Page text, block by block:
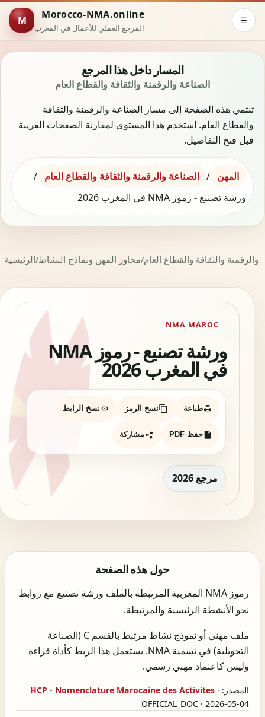
M Morocco-NMA.online
المرجع العملي للأعمال في المغرب
☰
المسار داخل هذا المرجع
الصناعة والرقمنة والثقافة والقطاع العام
تنتمي هذه الصفحة إلى مسار الصناعة والرقمنة والثقافة
والقطاع العام. استخدم هذا المستوى لمقارنة الصفحات القريبة
قبل فتح التفاصيل.
المهن / الصناعة والرقمنة والثقافة والقطاع العام
/
ورشة تصنيع - رموز NMA في المغرب 2026
الرئيسية/محاور المهن ونماذج النشاط/والرقمنة والثقافة والقطاع العام
NMA MAROC
ورشة تصنيع - رموز NMA
في المغرب 2026
طباعة نسخ الرمز نسخ الرابط
حفظ PDF مشاركة
مرجع 2026
حول هذه الصفحة
رموز NMA المغربية المرتبطة بالملف ورشة تصنيع مع روابط
نحو الأنشطة الرئيسية والمرتبطة.
ملف مهني أو نموذج نشاط مرتبط بالقسم C (الصناعة
التحويلية) في تسمية NMA. يستعمل هذا الربط كأداة قراءة
وليس كاعتماد مهني رسمي.
المصدر: HCP - Nomenclature Marocaine des Activites ·
OFFICIAL_DOC · 2026-05-04